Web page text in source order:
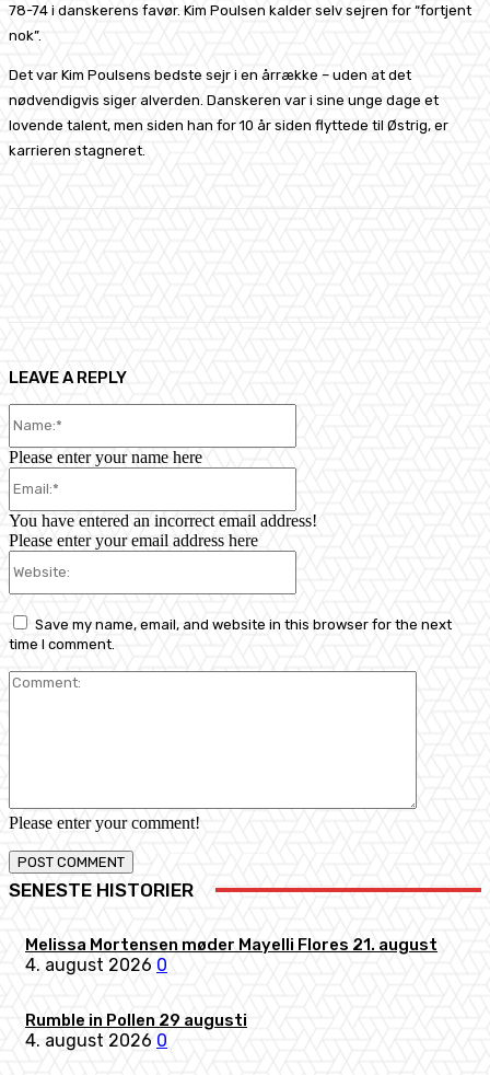
78-74 i danskerens favør. Kim Poulsen kalder selv sejren for “fortjent
nok”.
Det var Kim Poulsens bedste sejr i en årrække – uden at det
nødvendigvis siger alverden. Danskeren var i sine unge dage et
lovende talent, men siden han for 10 år siden flyttede til Østrig, er
karrieren stagneret.
LEAVE A REPLY
Please enter your comment!
Please enter your name here
You have entered an incorrect email address!
Please enter your email address here
Save my name, email, and website in this browser for the next
time I comment.
SENESTE HISTORIER
Melissa Mortensen møder Mayelli Flores 21. august
4. august 2026 0
Rumble in Pollen 29 augusti
4. august 2026 0